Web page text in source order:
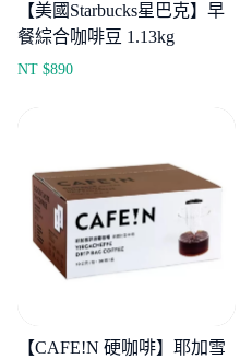
【美國Starbucks星巴克】早
餐綜合咖啡豆 1.13kg
NT $890
【CAFE!N 硬咖啡】耶加雪